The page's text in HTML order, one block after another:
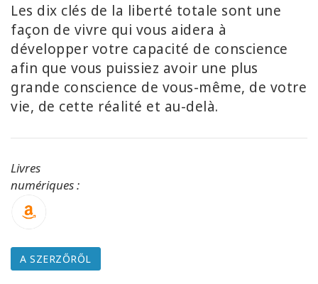
WISHLIST
KAPCSOLAT
KERESÉS
Les dix clés de la liberté totale sont une
façon de vivre qui vous aidera à
développer votre capacité de conscience
afin que vous puissiez avoir une plus
grande conscience de vous-même, de votre
vie, de cette réalité et au-delà.
Livres
numériques :
A SZERZŐRŐL